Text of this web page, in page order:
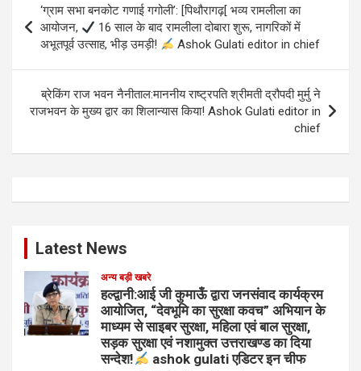
navigation
‘ग्राम सभा बनकोट गणाई गगोली’: [पिथौरागढ़[ भव्य रामलीला का
आयोजन,
16 साल के बाद रामलीला दोबारा शुरू, नागरिकों में
अभूतपूर्व उत्साह, भीड़ उमड़ी!
Ashok Gulati editor in chief
ब्रेकिंग राज भवन नैनीताल:माननीय राष्ट्रपति श्रीमती द्रौपदी मुर्मु ने
राजभवन के मुख्य द्वार का शिलान्यास किया! Ashok Gulati editor in
chief
Latest News
अन्य बड़ी खबरे
हल्द्वानी:आई जी कुमाऊँ द्वारा जनसंवाद कार्यक्रम
आयोजित, “देवभूमि का सुरक्षा कवच” अभियान के
माध्यम से साइबर सुरक्षा, महिला एवं बाल सुरक्षा,
सड़क सुरक्षा एवं नशामुक्त उत्तराखण्ड का दिया
सन्देश!
ashok gulati एडिटर इन चीफ